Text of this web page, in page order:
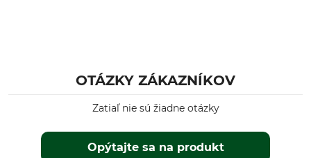
OTÁZKY ZÁKAZNÍKOV
Opýtajte sa na produkt
Zatiaľ nie sú žiadne otázky